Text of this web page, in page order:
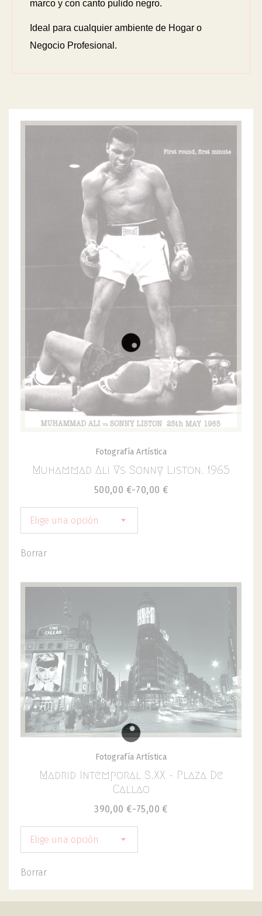
marco y con canto pulido negro.
Ideal para cualquier ambiente de Hogar o
Negocio Profesional.
Fotografía Artística
Muhammad Ali Vs Sonny Liston. 1965
70,00 €
-
500,00 €
Elige una opción
Borrar
Fotografía Artística
Madrid Intemporal S.XX - Plaza De
Callao
75,00 €
-
390,00 €
Elige una opción
Borrar